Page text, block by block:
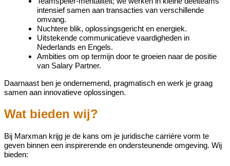
intensief samen aan transacties van verschillende
omvang.
Nuchtere blik, oplossingsgericht en energiek.
Uitstekende communicatieve vaardigheden in
Nederlands en Engels.
Ambities om op termijn door te groeien naar de positie
van Salary Partner.
Daarnaast ben je ondernemend, pragmatisch en werk je graag
samen aan innovatieve oplossingen.
Wat bieden wij?
Bij Marxman krijg je de kans om je juridische carrière vorm te
geven binnen een inspirerende en ondersteunende omgeving. Wij
bieden: